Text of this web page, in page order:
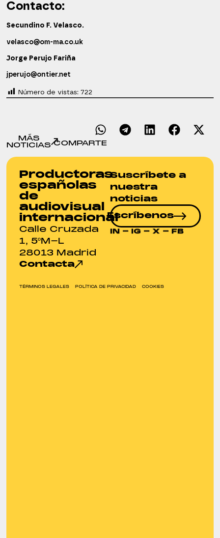
Contacto:
Secundino F. Velasco.
velasco@om-ma.co.uk
Jorge Perujo Fariña
jperujo@ontier.net
Número de vistas: 722
MÁS
NOTICIAS COMPARTE
Productoras
españolas
de
audiovisual
internacional
Calle Cruzada
1, 5ºM-L
28013 Madrid
Contacta
Suscríbete a
nuestra
noticias
Escríbenos
IN - IG - X - FB
TÉRMINOS LEGALES POLÍTICA DE PRIVACIDAD COOKIES